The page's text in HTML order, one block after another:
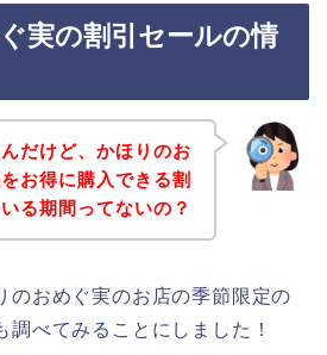
実の割引セールの情
だけど、かほりのお
お得に購入できる割
る期間ってないの？
のおめぐ実のお店の季節限定の
調べてみることにしました！